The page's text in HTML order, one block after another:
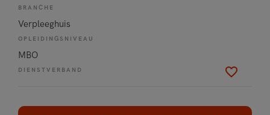
BRANCHE
Verpleeghuis
OPLEIDINGSNIVEAU
MBO
DIENSTVERBAND